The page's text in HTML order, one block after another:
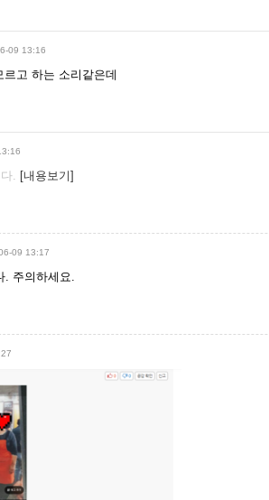
09 13:16
고 하는 소리같은데
. [내용보기]
09 13:17
. 주의하세요.